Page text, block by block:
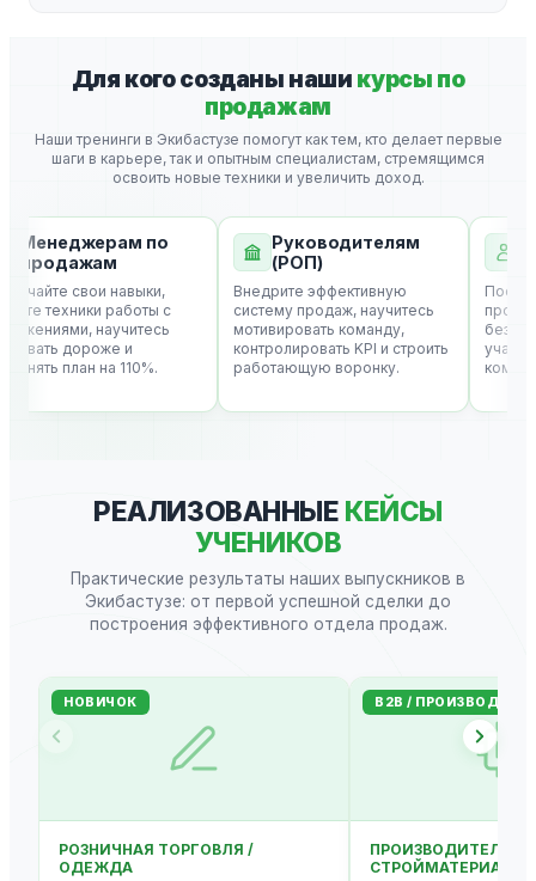
Для кого созданы наши курсы по
продажам
Наши тренинги в Экибастузе помогут как тем, кто делает первые
шаги в карьере, так и опытным специалистам, стремящимся
освоить новые техники и увеличить доход.
по
свои навыки,
техники работы с
научитесь
дороже и
план на 110%.
Руководителям
(РОП)
Внедрите эффективную
систему продаж, научитесь
мотивировать команду,
контролировать KPI и строить
работающую воронку.
продаж,
без
участия,
компании.
РЕАЛИЗОВАННЫЕ КЕЙСЫ
УЧЕНИКОВ
Практические результаты наших выпускников в
Экибастузе: от первой успешной сделки до
построения эффективного отдела продаж.
НОВИЧОК
РОЗНИЧНАЯ ТОРГОВЛЯ /
ОДЕЖДА
B2B /
ПРОИЗВОДИТЕЛЬ
СТРОЙМАТЕРИАЛОВ